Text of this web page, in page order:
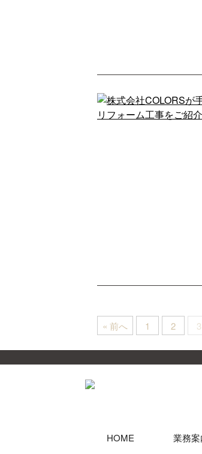
« 前へ 1 2 3
HOME 業務案